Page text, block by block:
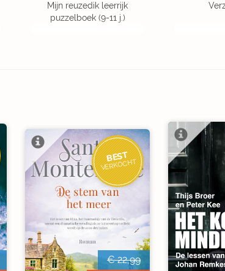
Mijn reuzedik leerrijk
puzzelboek (9-11 j.)
BEST
VERKOCHT
€ 22,99